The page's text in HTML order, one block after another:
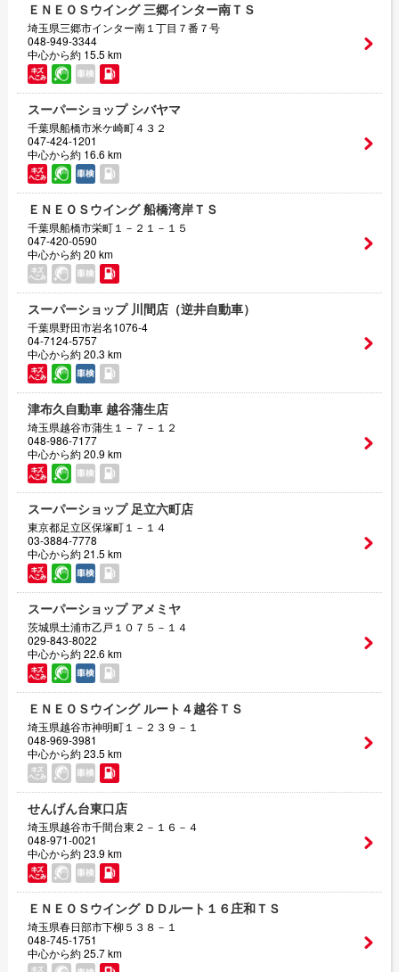
ＥＮＥＯＳウイング 三郷インター南ＴＳ
埼玉県三郷市インター南１丁目７番７号
048-949-3344
中心から約 15.5 km
スーパーショップ シバヤマ
千葉県船橋市米ケ崎町４３２
047-424-1201
中心から約 16.6 km
ＥＮＥＯＳウイング 船橋湾岸ＴＳ
千葉県船橋市栄町１－２１－１５
047-420-0590
中心から約 20 km
スーパーショップ 川間店（逆井自動車）
千葉県野田市岩名1076-4
04-7124-5757
中心から約 20.3 km
津布久自動車 越谷蒲生店
埼玉県越谷市蒲生１－７－１２
048-986-7177
中心から約 20.9 km
スーパーショップ 足立六町店
東京都足立区保塚町１－１４
03-3884-7778
中心から約 21.5 km
スーパーショップ アメミヤ
茨城県土浦市乙戸１０７５－１４
029-843-8022
中心から約 22.6 km
ＥＮＥＯＳウイング ルート４越谷ＴＳ
埼玉県越谷市神明町１－２３９－１
048-969-3981
中心から約 23.5 km
せんげん台東口店
埼玉県越谷市千間台東２－１６－４
048-971-0021
中心から約 23.9 km
ＥＮＥＯＳウイング ＤＤルート１６庄和ＴＳ
埼玉県春日部市下柳５３８－１
048-745-1751
中心から約 25.7 km